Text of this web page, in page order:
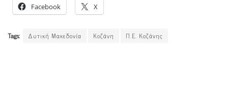
Facebook X
Tags: Δυτική Μακεδονία Κοζάνη Π.Ε. Κοζάνης